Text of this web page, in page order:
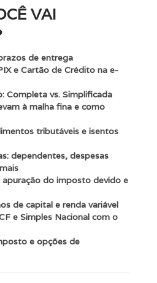
VAI
de entrega
e Cartão de Crédito na e-
Completa vs. Simplificada
à malha fina e como
tributáveis e isentos
dependentes, despesas
apuração do imposto devido e
de capital e renda variável
e Simples Nacional com o
e opções de